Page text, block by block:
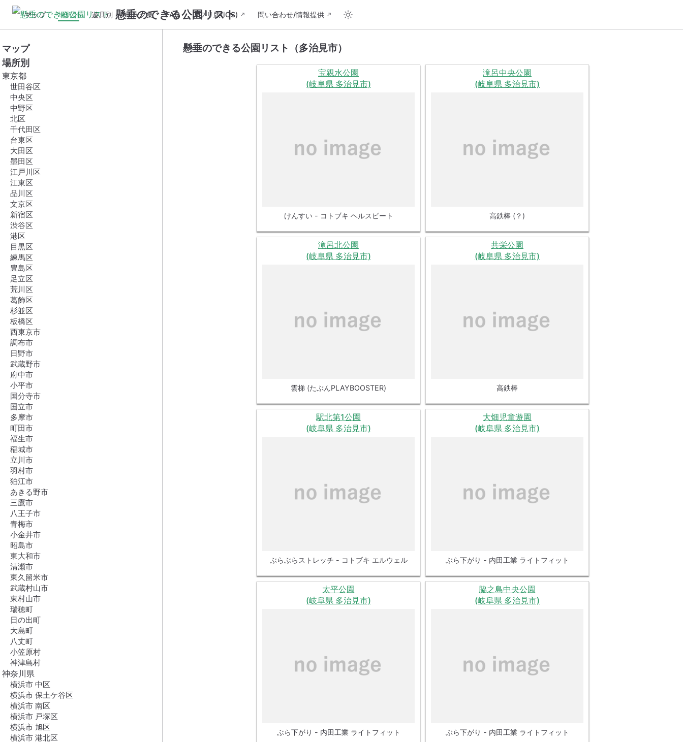
懸垂のできる公園リスト
マップ 場所別 遊具別 リンク集 FAQ アプリ版(iOS) 問い合わせ/情報提供
マップ
場所別
東京都
世田谷区
中央区
中野区
北区
千代田区
台東区
大田区
墨田区
江戸川区
江東区
品川区
文京区
新宿区
渋谷区
港区
目黒区
練馬区
豊島区
足立区
荒川区
葛飾区
杉並区
板橋区
西東京市
調布市
日野市
武蔵野市
府中市
小平市
国分寺市
国立市
多摩市
町田市
福生市
稲城市
立川市
羽村市
狛江市
あきる野市
三鷹市
八王子市
青梅市
小金井市
昭島市
東大和市
清瀬市
東久留米市
武蔵村山市
東村山市
瑞穂町
日の出町
大島町
八丈町
小笠原村
神津島村
神奈川県
横浜市 中区
横浜市 保土ケ谷区
横浜市 南区
横浜市 戸塚区
横浜市 旭区
横浜市 港北区
懸垂のできる公園リスト（多治見市）
宝親水公園
(岐阜県 多治見市)
けんすい - コトブキ ヘルスビート
滝呂中央公園
(岐阜県 多治見市)
高鉄棒 (？)
滝呂北公園
(岐阜県 多治見市)
雲梯 (たぶんPLAYBOOSTER)
共栄公園
(岐阜県 多治見市)
高鉄棒
駅北第1公園
(岐阜県 多治見市)
ぶらぶらストレッチ - コトブキ エルウェル
大畑児童遊園
(岐阜県 多治見市)
ぶら下がり - 内田工業 ライトフィット
太平公園
(岐阜県 多治見市)
ぶら下がり - 内田工業 ライトフィット
脇之島中央公園
(岐阜県 多治見市)
ぶら下がり - 内田工業 ライトフィット